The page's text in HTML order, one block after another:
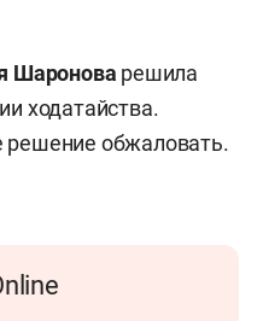
Шаронова решила
ходатайства.
обжаловать.